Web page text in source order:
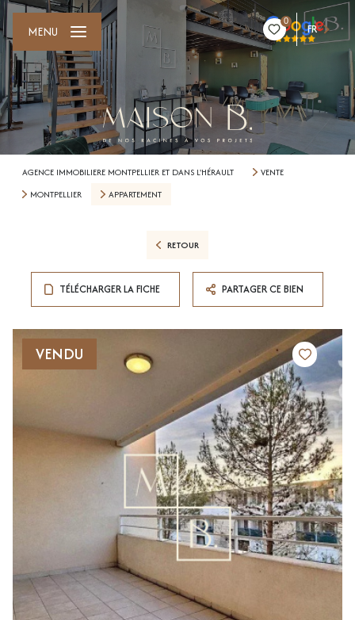
0
FR
MENU
AGENCE IMMOBILIERE MONTPELLIER ET DANS L'HÉRAULT
VENTE
MONTPELLIER
APPARTEMENT
RETOUR
TÉLÉCHARGER LA FICHE PARTAGER CE BIEN
VENDU